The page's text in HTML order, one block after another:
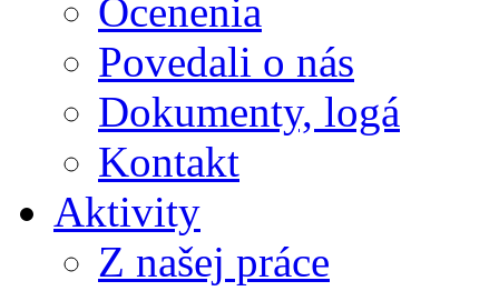
Ocenenia
Povedali o nás
Dokumenty, logá
Kontakt
Aktivity
Z našej práce